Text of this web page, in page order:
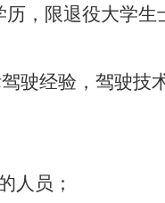
，限退役大学
驶经验，驾驶
人员；